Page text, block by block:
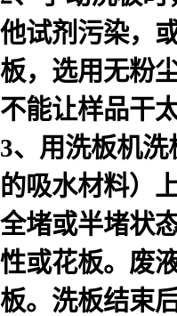
他试剂污染，
板，选用无粉
不能让样品干
3、用洗板机
的吸水材料）
全堵或半堵状
性或花板。废
板。洗板结束